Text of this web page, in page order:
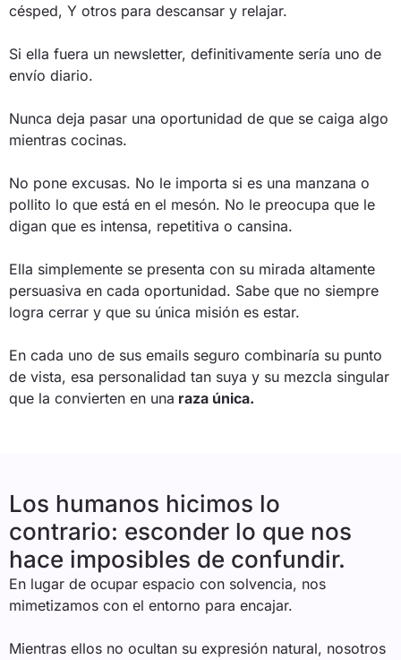
césped, Y otros para descansar y relajar.
Si ella fuera un newsletter, definitivamente sería uno de
envío diario.
Nunca deja pasar una oportunidad de que se caiga algo
mientras cocinas.
No pone excusas. No le importa si es una manzana o
pollito lo que está en el mesón. No le preocupa que le
digan que es intensa, repetitiva o cansina.
Ella simplemente se presenta con su mirada altamente
persuasiva en cada oportunidad. Sabe que no siempre
logra cerrar y que su única misión es estar.
En cada uno de sus emails seguro combinaría su punto
de vista, esa personalidad tan suya y su mezcla singular
que la convierten en una raza única.
Los humanos hicimos lo
contrario: esconder lo que nos
hace imposibles de confundir.
En lugar de ocupar espacio con solvencia, nos
mimetizamos con el entorno para encajar.
Mientras ellos no ocultan su expresión natural, nosotros